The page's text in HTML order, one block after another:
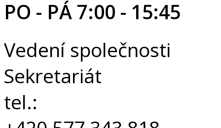
PO - PÁ 7:00 - 15:45
Vedení společnosti
Sekretariát
tel.: